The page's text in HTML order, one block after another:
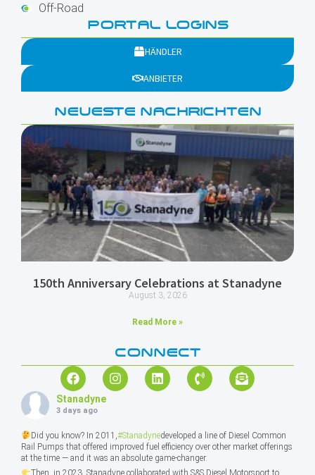
Off-Road
PORTAL LOGINS
HÄNDLER
ANBIETER
NEUESTE NACHRICHTEN
150th Anniversary Celebrations at Stanadyne
August 3, 2026
Read More »
CONNECT
Stanadyne
3 days ago
Did you know? In 2011,#Stanadynedeveloped a line of Diesel Common
Rail Pumps that offered improved fuel efficiency over other market offerings
at the time — and it was an absolute game-changer.
Then, in 2023, Stanadyne collaborated with S&S Diesel Motorsport to